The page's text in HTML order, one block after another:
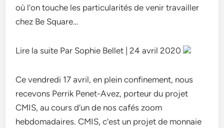
où l’on touche les particularités de venir travailler
chez Be Square…
Lire la suite Par Sophie Bellet | 24 avril 2020
Ce vendredi 17 avril, en plein confinement, nous
recevons Perrik Penet-Avez, porteur du projet
CMIS, au cours d’un de nos cafés zoom
hebdomadaires. CMIS, c’est un projet de monnaie